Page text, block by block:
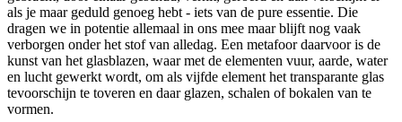
als je maar geduld genoeg hebt - iets van de pure essentie. Die
dragen we in potentie allemaal in ons mee maar blijft nog vaak
verborgen onder het stof van alledag. Een metafoor daarvoor is de
kunst van het glasblazen, waar met de elementen vuur, aarde, water
en lucht gewerkt wordt, om als vijfde element het transparante glas
tevoorschijn te toveren en daar glazen, schalen of bokalen van te
vormen.